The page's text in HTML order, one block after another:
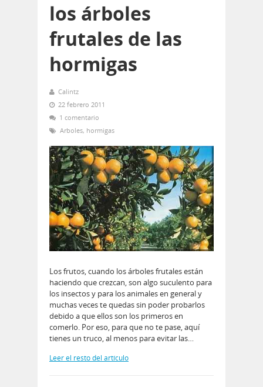
los árboles
frutales de las
hormigas
Calintz
22 febrero 2011
1 comentario
Arboles, hormigas
Los frutos, cuando los árboles frutales están
haciendo que crezcan, son algo suculento para
los insectos y para los animales en general y
muchas veces te quedas sin poder probarlos
debido a que ellos son los primeros en
comerlo. Por eso, para que no te pase, aquí
tienes un truco, al menos para evitar las…
Leer el resto del artículo